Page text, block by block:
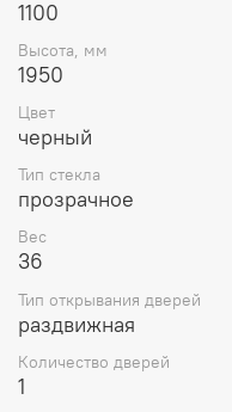
1100
Высота, мм
1950
Цвет
черный
Тип стекла
прозрачное
Вес
36
Тип открывания дверей
раздвижная
Количество дверей
1